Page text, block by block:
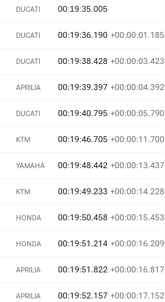
DUCATI 00:19:35.005
DUCATI 00:19:36.190 +00:00:01.185
DUCATI 00:19:38.428 +00:00:03.423
APRILIA 00:19:39.397 +00:00:04.392
DUCATI 00:19:40.795 +00:00:05.790
KTM 00:19:46.705 +00:00:11.700
YAMAHA 00:19:48.442 +00:00:13.437
KTM 00:19:49.233 +00:00:14.228
HONDA 00:19:50.458 +00:00:15.453
HONDA 00:19:51.214 +00:00:16.209
APRILIA 00:19:51.822 +00:00:16.817
APRILIA 00:19:52.157 +00:00:17.152